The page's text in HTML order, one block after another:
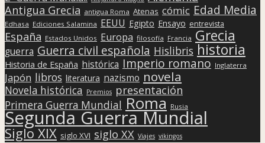
Antigua Grecia antigua Roma Atenas cómic Edad Media
Edhasa Ediciones Salamina EEUU Egipto Ensayo entrevista
España Estados Unidos Europa filosofía Francia Grecia
guerra Guerra civil española Hislibris historia
Historia de España histórica Imperio romano Inglaterra
Japón libros literatura nazismo novela
Novela histórica Premios presentación
Primera Guerra Mundial Roma Rusia
Segunda Guerra Mundial
Siglo XIX siglo XVI siglo XX Viajes vikingos